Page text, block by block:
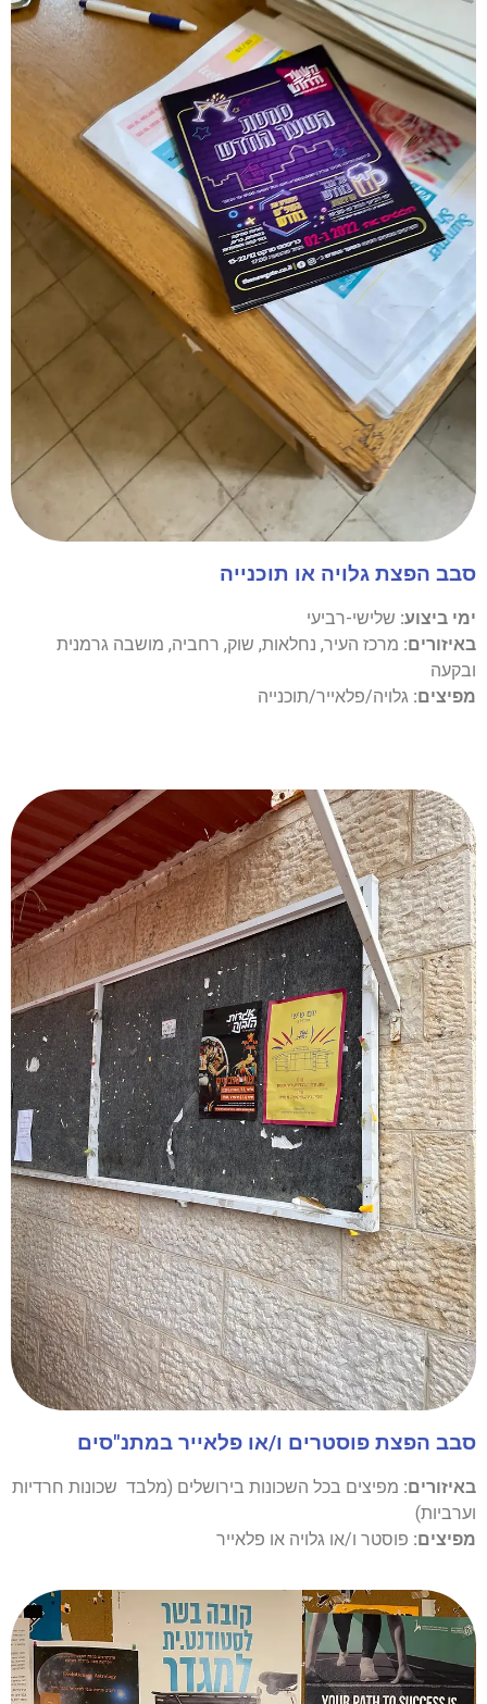
סבב הפצת גלויה או תוכנייה
ימי ביצוע: שלישי-רביעי
באיזורים: מרכז העיר, נחלאות, שוק, רחביה, מושבה גרמנית
ובקעה
מפיצים: גלויה/פלאייר/תוכנייה
סבב הפצת פוסטרים ו/או פלאייר במתנ"סים
באיזורים: מפיצים בכל השכונות בירושלים (מלבד שכונות חרדיות
וערביות)
מפיצים: פוסטר ו/או גלויה או פלאייר